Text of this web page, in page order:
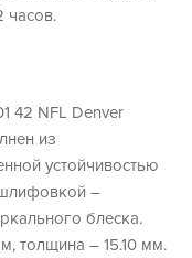
часов.
42 NFL Denver
из
устойчивостью
–
блеска.
толщина – 15.10 мм.